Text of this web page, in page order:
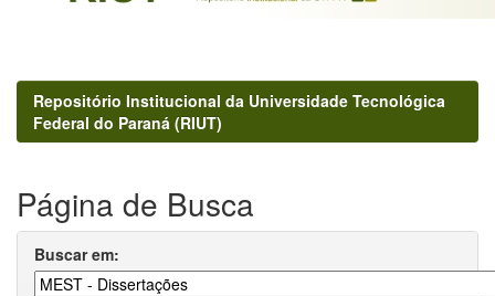
Repositório Institucional da Universidade Tecnológica
Federal do Paraná (RIUT)
Página de Busca
Buscar em: